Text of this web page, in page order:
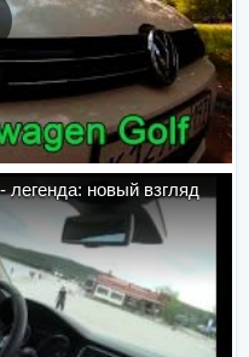
новый взгляд